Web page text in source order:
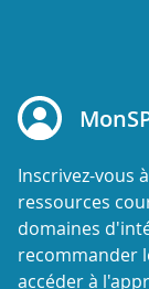
Inscrivez-vous
ressources
domaines
recommander
accéder à